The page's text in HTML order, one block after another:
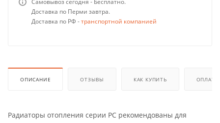
Самовывоз сегодня - Бесплатно.
Доставка по Перми завтра.
Доставка по РФ -транспортной компанией
ОПИСАНИЕ ОТЗЫВЫ КАК КУПИТЬ ОПЛАТА
Радиаторы отопления серии РС рекомендованы для